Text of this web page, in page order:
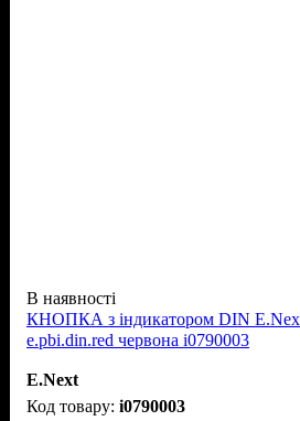
В наявності
КНОПКА з індикатором DIN
e.pbi.din.red червона i0790003
E.Next
i0790003